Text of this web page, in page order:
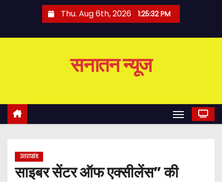
o
Thu. Aug 6th, 2026 1:25:33 PM
सनातन न्यूज
उत्तराखंड
साइबर सेंटर ऑफ एक्सीलेंस” की